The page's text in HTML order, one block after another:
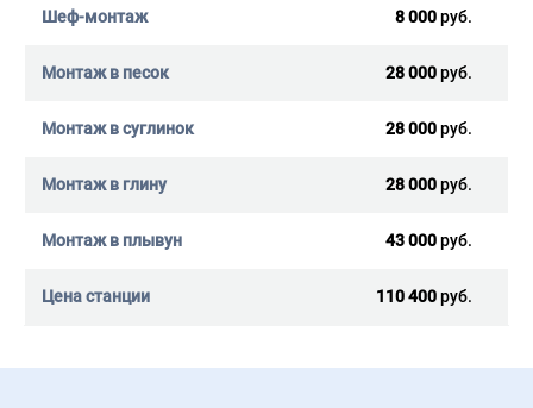
8 000руб.
28 000руб.
28 000руб.
28 000руб.
43 000руб.
110 400руб.